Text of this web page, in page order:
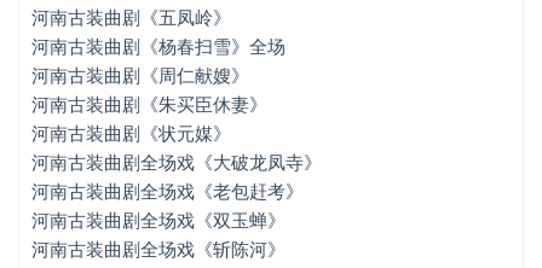
古装曲剧《屠夫状元》全场
古装曲剧《铡西宫》全集
古装曲剧全场戏《三打金枝》下
海连池曲剧团专场演出
河南地方戏曲剧《药香》
河南古装曲剧 青云庵
河南古装曲剧《五凤岭》
河南古装曲剧《杨春扫雪》全场
河南古装曲剧《周仁献嫂》
河南古装曲剧《朱买臣休妻》
河南古装曲剧《状元媒》
河南古装曲剧全场戏《大破龙凤寺》
河南古装曲剧全场戏《老包赶考》
河南古装曲剧全场戏《双玉蝉》
河南古装曲剧全场戏《斩陈河》